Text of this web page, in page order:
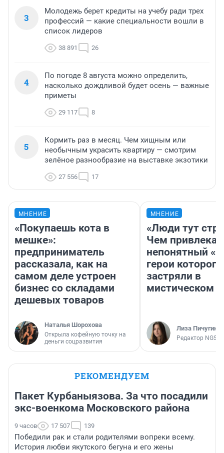
3
Молодежь берет кредиты на учебу ради трех
профессий — какие специальности вошли в
список лидеров
38 891 26
4
По погоде 8 августа можно определить,
насколько дождливой будет осень — важные
приметы
29 117 8
5
Кормить раз в месяц. Чем хищным или
необычным украсить квартиру — смотрим
зелёное разнообразие на выставке экзотики
27 556 17
МНЕНИЕ
«Покупаешь кота в
мешке»:
предприниматель
рассказала, как на
самом деле устроен
бизнес со складами
дешевых товаров
Наталья Шорохова
Открыла кофейную точку на
деньги соцразвития
МНЕНИЕ
«Люди тут
Чем
непонятный
герои которого
застряли в
мистическом
Лиза Пичугина
Редактор
РЕКОМЕНДУЕМ
Пакет Курбаныязова. За что посадили
экс-военкома Московского района
9 часов 17 507 139
Победили рак и стали родителями вопреки всему.
История любви якутского бегуна и его жены